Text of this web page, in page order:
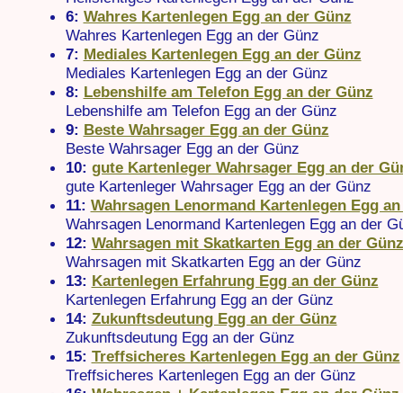
6: Wahres Kartenlegen Egg an der Günz
Wahres Kartenlegen Egg an der Günz
7: Mediales Kartenlegen Egg an der Günz
Mediales Kartenlegen Egg an der Günz
8: Lebenshilfe am Telefon Egg an der Günz
Lebenshilfe am Telefon Egg an der Günz
9: Beste Wahrsager Egg an der Günz
Beste Wahrsager Egg an der Günz
10: gute Kartenleger Wahrsager Egg an der
gute Kartenleger Wahrsager Egg an der Günz
11: Wahrsagen Lenormand Kartenlegen Egg
Wahrsagen Lenormand Kartenlegen Egg an der
12: Wahrsagen mit Skatkarten Egg an der Günz
Wahrsagen mit Skatkarten Egg an der Günz
13: Kartenlegen Erfahrung Egg an der Günz
Kartenlegen Erfahrung Egg an der Günz
14: Zukunftsdeutung Egg an der Günz
Zukunftsdeutung Egg an der Günz
15: Treffsicheres Kartenlegen Egg an der Günz
Treffsicheres Kartenlegen Egg an der Günz